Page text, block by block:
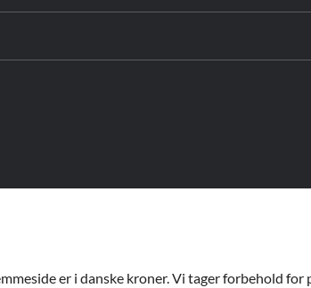
er i danske kroner. Vi tager forbehold